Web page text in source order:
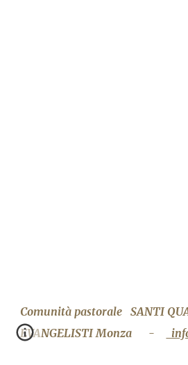
Comunità pastorale SANTI
EVANGELISTI Monza -